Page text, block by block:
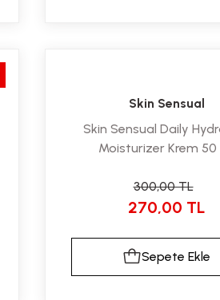
Skin Sensual
Skin Sensual Daily
Moisturizer Krem 50
300,00 TL
270,00 TL
Sepete Ekle